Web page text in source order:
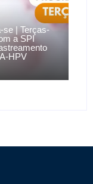
se | Terças-
a SPI
HPV